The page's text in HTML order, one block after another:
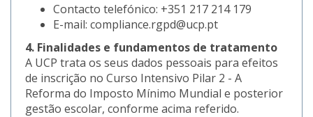
Contacto telefónico: +351 217 214 179
E-mail: compliance.rgpd@ucp.pt
4. Finalidades e fundamentos de tratamento
A UCP trata os seus dados pessoais para efeitos
de inscrição no Curso Intensivo Pilar 2 - A
Reforma do Imposto Mínimo Mundial e posterior
gestão escolar, conforme acima referido.